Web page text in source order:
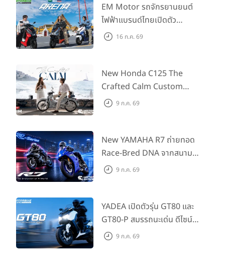
EM Motor รถจักรยานยนต์
ไฟฟ้าแบรนด์ไทยเปิดตัว
ARENA ที่มาในราคาพิเศษ
555 คันแรกรับฟรี Adapter
Type2 ฟรี
16 ก.ค. 69
New Honda C125 The
Crafted Calm Custom
Edition ถ่ายทอดความคลาสสิ
House Flagship Store ทั่ว
ประเทศ
9 ก.ค. 69
New YAMAHA R7 ถ่ายทอด
Race-Bred DNA จากสนาม
แข่งสู่ซูเปอร์สปอร์ตคลาสกลาง
9 ก.ค. 69
YADEA เปิดตัวรุ่น GT80 และ
GT80-P สมรรถนะเด่น ดีไซน์หรู
ปลอดภัย ราคาเข้าถึงง่าย จด
9 ก.ค. 69